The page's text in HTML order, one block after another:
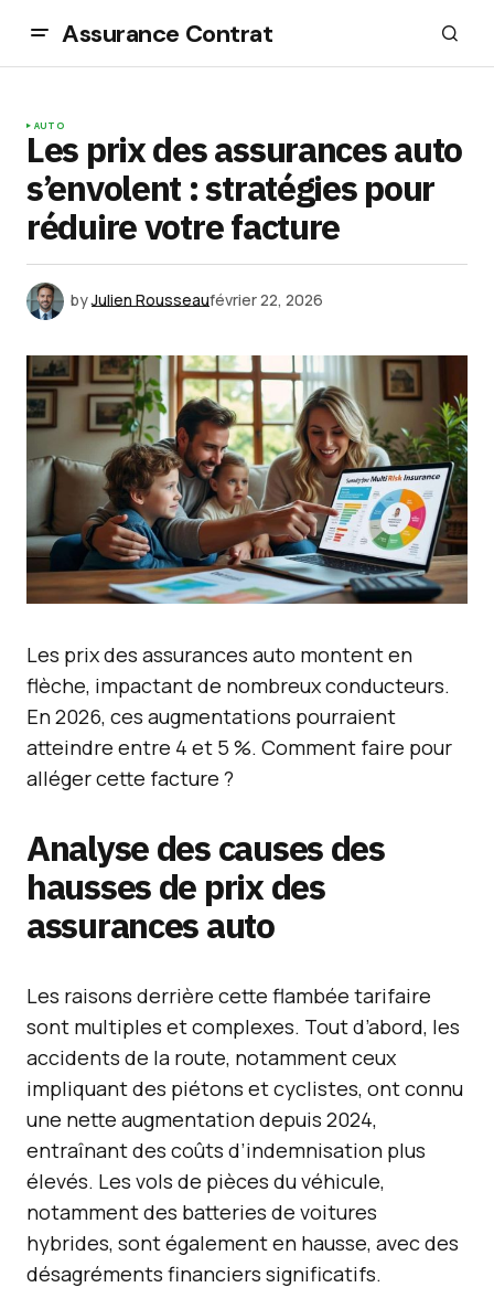
Assurance Contrat
AUTO
Les prix des assurances auto
s’envolent : stratégies pour
réduire votre facture
byJulien Rousseaufévrier 22, 2026
Les prix des assurances auto montent en
flèche, impactant de nombreux conducteurs.
En 2026, ces augmentations pourraient
atteindre entre 4 et 5 %. Comment faire pour
alléger cette facture ?
Analyse des causes des
hausses de prix des
assurances auto
Les raisons derrière cette flambée tarifaire
sont multiples et complexes. Tout d’abord, les
accidents de la route, notamment ceux
impliquant des piétons et cyclistes, ont connu
une nette augmentation depuis 2024,
entraînant des coûts d’indemnisation plus
élevés. Les vols de pièces du véhicule,
notamment des batteries de voitures
hybrides, sont également en hausse, avec des
désagréments financiers significatifs.